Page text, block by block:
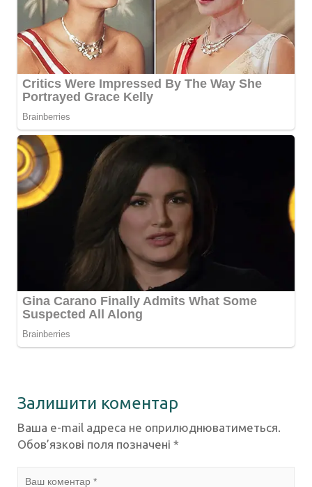
Залишити коментар
Ваша e-mail адреса не оприлюднюватиметься.
Обов’язкові поля позначені *